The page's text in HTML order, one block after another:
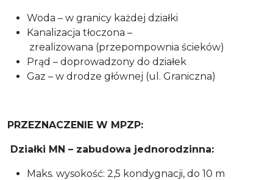
Woda – w granicy każdej działki
Kanalizacja tłoczona –
zrealizowana (przepompownia ścieków)
Prąd – doprowadzony do działek
Gaz – w drodze głównej (ul. Graniczna)
PRZEZNACZENIE W MPZP:
Działki MN – zabudowa jednorodzinna:
Maks. wysokość: 2,5 kondygnacji, do 10 m